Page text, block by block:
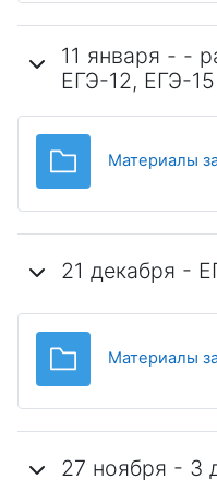
11 января - -
ЕГЭ-12, ЕГЭ-15
Материалы
21 декабря -
Материалы
27 ноября - 3